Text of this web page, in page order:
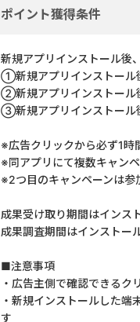
ポイント獲得条件
新規アプリインストール後
①新規アプリインストール
②新規アプリインストール
③新規アプリインストール
※広告クリックから必ず1時
※同アプリにて複数キャン
※2つ目のキャンペーンは参
成果受け取り期間はインス
成果調査期間はインストー
■注意事項
・広告主側で確認できる
・新規インストールした
す